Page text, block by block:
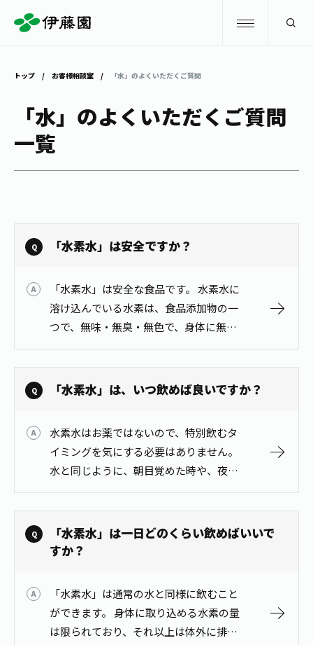
商品情報
お〜いお茶
健康ミネラルむぎ茶
TULLY'S COFFEE
1日分の野菜
商品情報
ブランドから探す
キーワードから探す
製品の原料産地
キャンペーン
お茶を知る・楽しむ
お茶を楽しむ
お茶のいれ方
動画ギャラリー
レシピ集
お茶を知る
お茶百科
お茶百科キッズ
茶産地育成事業
ウェルネスフォーラム
お茶の妖精
体験・イベント
体験・イベント
見学・体験
工場見学
お茶の複合型博物館
食育・文化
新俳句大賞
Green Tea for Good
伊藤園レディス
店舗・通販
伊藤園の店舗トップ
店舗検索
THE ITOEN
健康体
Crazy Jasmine
お客様相談室
トップ お客様相談室 「水」のよくいただくご質問
「水」のよくいただくご質問
一覧
「水素水」は安全ですか？
「水素水」は安全な食品です。 水素水に
溶け込んでいる水素は、食品添加物の一
つで、無味・無臭・無色で、身体に無害
な気体です。多量に摂ったとしても、拡
散性が高いため、余分な水素は身体から
抜けていきます。ただし、通常の水と同
「水素水」は、いつ飲めば良いですか？
水素水はお薬ではないので、特別飲むタ
イミングを気にする必要はありません。
水と同じように、朝目覚めた時や、夜寝
る前、お風呂上がりやスポーツをすると
きなど通常の水分補給と同じ感覚でお飲
みください。
「水素水」は一日どのくらい飲めばいいで
すか？
「水素水」は通常の水と同様に飲むこと
ができます。 身体に取り込める水素の量
は限られており、それ以上は体外に排出